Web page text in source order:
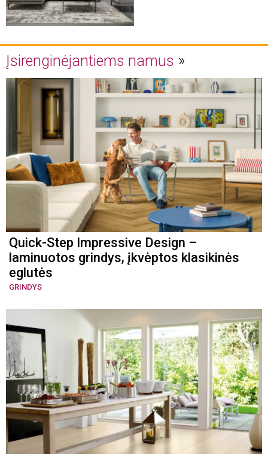
Įsirenginėjantiems namus
Quick-Step Impressive Design –
laminuotos grindys, įkvėptos klasikinės
eglutės
GRINDYS